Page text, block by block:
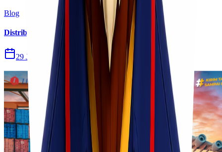
Blog
Distribusi Pengiriman Rokok Elektronik atau Vape
29 Jul 2026